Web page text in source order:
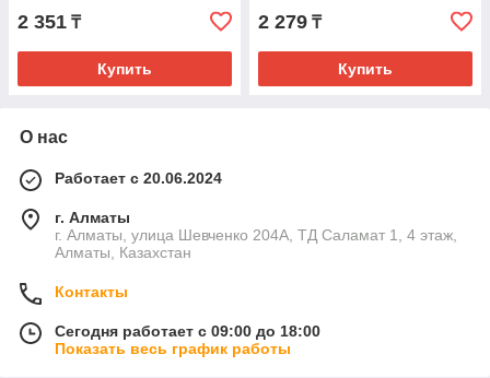
2 351 ₸
Купить
2 279 ₸
Купить
О нас
Работает с 20.06.2024
г. Алматы
г. Алматы, улица Шевченко 204А, ТД Саламат 1, 4 этаж,
Алматы, Казахстан
Контакты
Сегодня работает с 09:00 до 18:00
Показать весь график работы